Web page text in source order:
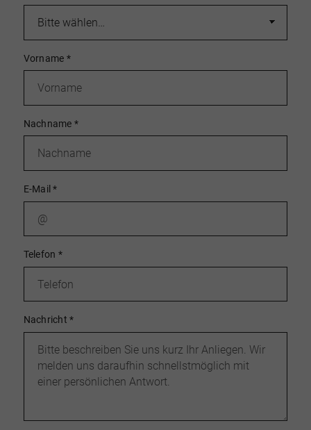
verschaffen,wo Ihre Immobilie aktuell preislich
einzuordnen ist.
Bitte beachten Sie: Diese digitale
durch unsere Immobilienexperten
Lagequalität, Ausstattung, Modernisierungsgrad
oder rechtliche Besonderheiten können nur im
Vorname *
Nachname *
E-Mail*
Telefon *
Nachricht*